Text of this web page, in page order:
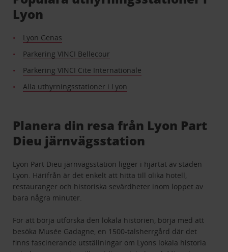
Lyon
Lyon Genas
Parkering VINCI Bellecour
Parkering VINCI Cite Internationale
Alla uthyrningsstationer i Lyon
Planera din resa från Lyon Part
Dieu järnvägsstation
Lyon Part Dieu järnvägsstation ligger i hjärtat av staden
Lyon. Härifrån är det enkelt att hitta till olika hotell,
restauranger och historiska sevärdheter inom loppet av
bara några minuter.
För att börja utforska den lokala historien, börja med att
besöka Musée Gadagne, en 1500-talsherrgård där det
finns fascinerande utställningar om Lyons lokala historia